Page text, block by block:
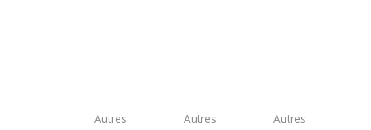
Autres Autres Autres